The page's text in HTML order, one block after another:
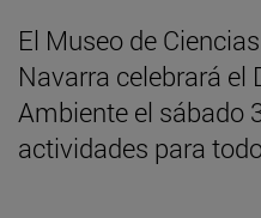
El Museo de
Navarra celebrará el
Ambiente el sábado
actividades para